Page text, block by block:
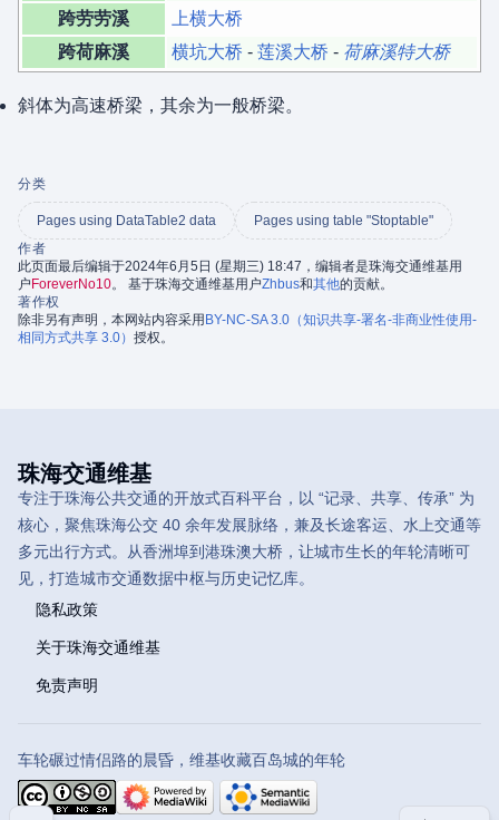
跨劳劳溪
上横大桥
跨荷麻溪
横坑大桥 - 莲溪大桥 - 荷麻溪特大桥
斜体为高速桥梁，其余为一般桥梁。
分类
Pages using DataTable2 data
Pages using table "Stoptable"
作者
此页面最后编辑于2024年6月5日 (星期三) 18:47，编辑者是珠海交通维基用
户 ForeverNo10。 基于珠海交通维基用户Zhbus和其他的贡献。
著作权
除非另有声明，本网站内容采用 BY-NC-SA 3.0（知识共享-署名-非商业性使用-
相同方式共享 3.0） 授权。
珠海交通维基
专注于珠海公共交通的开放式百科平台，以 “记录、共享、传承” 为
核心，聚焦珠海公交 40 余年发展脉络，兼及长途客运、水上交通等
多元出行方式。从香洲埠到港珠澳大桥，让城市生长的年轮清晰可
见，打造城市交通数据中枢与历史记忆库。
隐私政策
关于珠海交通维基
免责声明
车轮碾过情侣路的晨昏，维基收藏百岛城的年轮